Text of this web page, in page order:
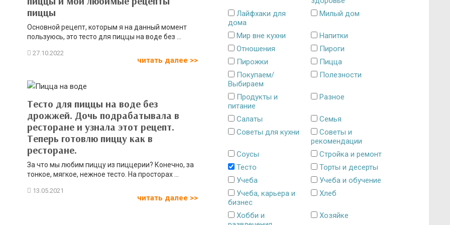
пиццы
Основной рецепт, которым я на данный момент
пользуюсь, это тесто для пиццы на воде без ...
читать далее >>
Тесто для пиццы на воде без
дрожжей. Дочь подрабатывала в
ресторане и узнала этот рецепт.
Теперь готовлю пиццу как в
ресторане.
За что мы любим пиццу из пиццерии? Конечно, за
тонкое, мягкое, нежное тесто. На просторах ...
читать далее >>
Лайфхаки для
дома
Милый дом
Мир вне кухни
Напитки
Отношения
Пироги
Пирожки
Пицца
Покупаем/
Выбираем
Полезности
Продукты и
питание
Разное
Салаты
Семья
Советы для кухни
Советы и
рекомендации
Соусы
Стройка и ремонт
Тесто
Торты и десерты
Учеба
Учеба и обучение
Учеба, карьера и
бизнес
Хлеб
Хобби и
Хозяйке